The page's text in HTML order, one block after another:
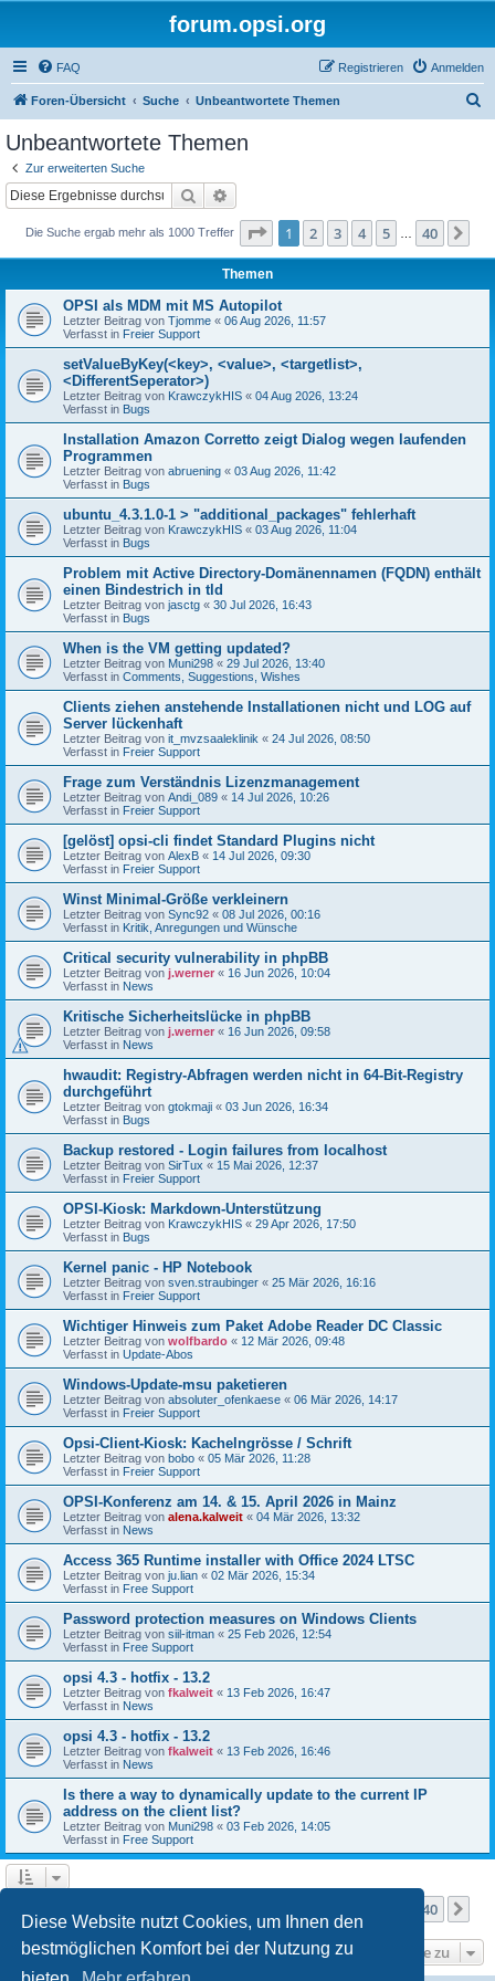
Diese Website nutzt Cookies, um Ihnen den
bestmöglichen Komfort bei der Nutzung zu
forum.opsi.org
FAQ Anmelden
Registrieren
Foren-Übersicht Suche Unbeantwortete Themen
Unbeantwortete Themen
Zur erweiterten Suche
Suche
Die Suche ergab mehr als 1000 Treffer Seite 1von 40
1 2 3 4 5 40
Themen
OPSI als MDM mit MS Autopilot
Letzter Beitrag von Tjomme « 06 Aug 2026, 11:57
Verfasst in Freier Support
setValueByKey(<key>, <value>, <targetlist>,
<DifferentSeperator>)
Letzter Beitrag von KrawczykHIS « 04 Aug 2026, 13:24
Verfasst in Bugs
Installation Amazon Corretto zeigt Dialog wegen laufenden
Programmen
Letzter Beitrag von abruening « 03 Aug 2026, 11:42
Verfasst in Bugs
ubuntu_4.3.1.0-1 > "additional_packages" fehlerhaft
Letzter Beitrag von KrawczykHIS « 03 Aug 2026, 11:04
Verfasst in Bugs
Problem mit Active Directory-Domänennamen (FQDN) enthält
einen Bindestrich in tld
Letzter Beitrag von jasctg « 30 Jul 2026, 16:43
Verfasst in Bugs
When is the VM getting updated?
Letzter Beitrag von Muni298 « 29 Jul 2026, 13:40
Verfasst in Comments, Suggestions, Wishes
Clients ziehen anstehende Installationen nicht und LOG auf
Server lückenhaft
Letzter Beitrag von it_mvzsaaleklinik « 24 Jul 2026, 08:50
Verfasst in Freier Support
Frage zum Verständnis Lizenzmanagement
Letzter Beitrag von Andi_089 « 14 Jul 2026, 10:26
Verfasst in Freier Support
[gelöst] opsi-cli findet Standard Plugins nicht
Letzter Beitrag von AlexB « 14 Jul 2026, 09:30
Verfasst in Freier Support
Winst Minimal-Größe verkleinern
Letzter Beitrag von Sync92 « 08 Jul 2026, 00:16
Verfasst in Kritik, Anregungen und Wünsche
Critical security vulnerability in phpBB
Letzter Beitrag von j.werner « 16 Jun 2026, 10:04
Verfasst in News
Kritische Sicherheitslücke in phpBB
Letzter Beitrag von j.werner « 16 Jun 2026, 09:58
Verfasst in News
hwaudit: Registry-Abfragen werden nicht in 64-Bit-Registry
durchgeführt
Letzter Beitrag von gtokmaji « 03 Jun 2026, 16:34
Verfasst in Bugs
Backup restored - Login failures from localhost
Letzter Beitrag von SirTux « 15 Mai 2026, 12:37
Verfasst in Freier Support
OPSI-Kiosk: Markdown-Unterstützung
Letzter Beitrag von KrawczykHIS « 29 Apr 2026, 17:50
Verfasst in Bugs
Kernel panic - HP Notebook
Letzter Beitrag von sven.straubinger « 25 Mär 2026, 16:16
Verfasst in Freier Support
Wichtiger Hinweis zum Paket Adobe Reader DC Classic
Letzter Beitrag von wolfbardo « 12 Mär 2026, 09:48
Verfasst in Update-Abos
Windows-Update-msu paketieren
Letzter Beitrag von absoluter_ofenkaese « 06 Mär 2026, 14:17
Verfasst in Freier Support
Opsi-Client-Kiosk: Kachelngrösse / Schrift
Letzter Beitrag von bobo « 05 Mär 2026, 11:28
Verfasst in Freier Support
OPSI-Konferenz am 14. & 15. April 2026 in Mainz
Letzter Beitrag von alena.kalweit « 04 Mär 2026, 13:32
Verfasst in News
Access 365 Runtime installer with Office 2024 LTSC
Letzter Beitrag von ju.lian « 02 Mär 2026, 15:34
Verfasst in Free Support
Password protection measures on Windows Clients
Letzter Beitrag von siil-itman « 25 Feb 2026, 12:54
Verfasst in Free Support
opsi 4.3 - hotfix - 13.2
Letzter Beitrag von fkalweit « 13 Feb 2026, 16:47
Verfasst in News
opsi 4.3 - hotfix - 13.2
Letzter Beitrag von fkalweit « 13 Feb 2026, 16:46
Verfasst in News
Is there a way to dynamically update to the current IP
address on the client list?
Letzter Beitrag von Muni298 « 03 Feb 2026, 14:05
Verfasst in Free Support
40
Gehe zu